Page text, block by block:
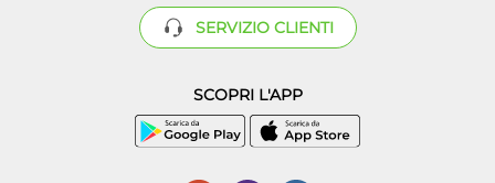
SERVIZIO CLIENTI
SCOPRI L'APP